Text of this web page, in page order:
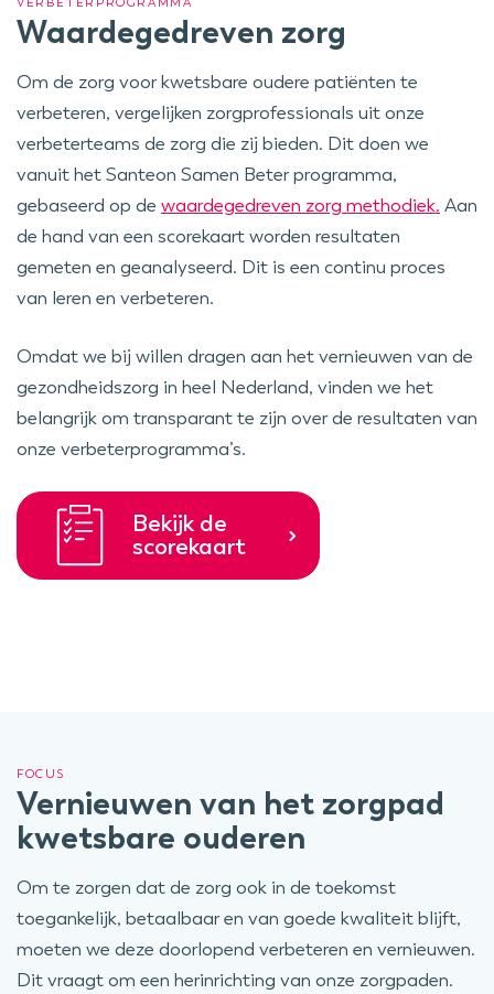
Waardegedreven zorg
Om de zorg voor kwetsbare oudere patiënten te
verbeteren, vergelijken zorgprofessionals uit onze
verbeterteams de zorg die zij bieden. Dit doen we
vanuit het Santeon Samen Beter programma,
gebaseerd op de waardegedreven zorg methodiek. Aan
de hand van een scorekaart worden resultaten
gemeten en geanalyseerd. Dit is een continu proces
van leren en verbeteren.
Omdat we bij willen dragen aan het vernieuwen van de
gezondheidszorg in heel Nederland, vinden we het
belangrijk om transparant te zijn over de resultaten van
onze verbeterprogramma’s.
Bekijk de
scorekaart
FOCUS
Vernieuwen van het zorgpad
kwetsbare ouderen
Om te zorgen dat de zorg ook in de toekomst
toegankelijk, betaalbaar en van goede kwaliteit blijft,
moeten we deze doorlopend verbeteren en vernieuwen.
Dit vraagt om een herinrichting van onze zorgpaden.